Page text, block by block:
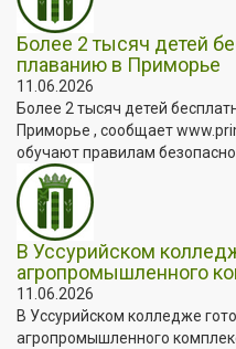
Более 2 тысяч детей
плаванию в Приморье
11.06.2026
Более 2 тысяч детей
Приморье , сообщает
обучают правилам
В Уссурийском
агропромышленного
11.06.2026
В Уссурийском колледже
агропромышленного